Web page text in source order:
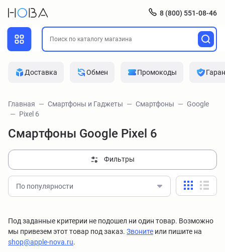
8 (800) 551-08-46
Доставка Обмен Промокоды
Главная Смартфоны и Гаджеты Смартфоны
Google
Pixel 6
Смартфоны Google Pixel 6
Фильтры
По популярности
Под заданные критерии не подошел ни один товар. Возможно
мы привезем этот товар под заказ. Звоните или пишите на
shop@apple-nova.ru.